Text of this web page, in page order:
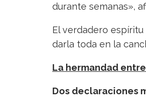
durante semanas»,
El verdadero
darla toda en la
La hermandad
Dos declaraciones